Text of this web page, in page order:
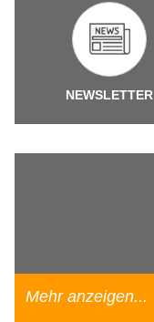
NEWSLETTER
Mehr anzeigen...